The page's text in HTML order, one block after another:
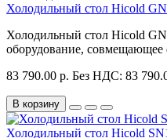
Холодильный стол Hicold
Холодильный стол Hicold
оборудование,
83 790.00 р. Без НДС: 83
В корзину
Холодильный стол Hicold